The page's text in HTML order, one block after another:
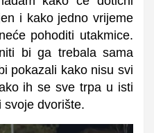
i kako jedno vrijeme
pohoditi utakmice.
bi ga trebala sama
pokazali kako nisu svi
ih se sve trpa u isti
svoje dvorište.